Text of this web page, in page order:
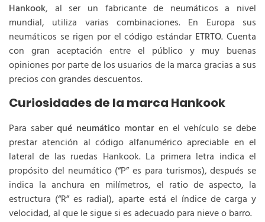
Hankook, al ser un fabricante de neumáticos a nivel
mundial, utiliza varias combinaciones. En Europa sus
neumáticos se rigen por el código estándar ETRTO. Cuenta
con gran aceptación entre el público y muy buenas
opiniones por parte de los usuarios de la marca gracias a sus
precios con grandes descuentos.
Curiosidades de la marca Hankook
Para saberqué neumático montaren el vehículo se debe
prestar atención al código alfanumérico apreciable en el
lateral de las ruedas Hankook. La primera letra indica el
propósito del neumático (“P” es para turismos), después se
indica la anchura en milímetros, el ratio de aspecto, la
estructura (“R” es radial), aparte está el índice de carga y
velocidad, al que le sigue si es adecuado para nieve o barro.